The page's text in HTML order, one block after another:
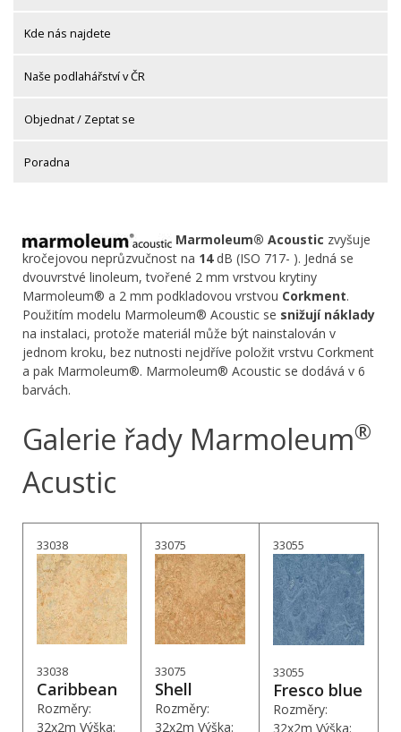
Kde nás najdete
Naše podlahářství v ČR
Objednat / Zeptat se
Poradna
Marmoleum® Acoustic zvyšuje
kročejovou neprůzvučnost na 14dB (ISO 717- ). Jedná se
dvouvrstvé linoleum, tvořené 2 mm vrstvou krytiny
Marmoleum® a 2 mm podkladovou vrstvou Corkment.
Použitím modelu Marmoleum® Acoustic se snižují náklady
na instalaci, protože materiál může být nainstalován v
jednom kroku, bez nutnosti nejdříve položit vrstvu Corkment
a pak Marmoleum®. Marmoleum® Acoustic se dodává v 6
barvách.
Galerie řady Marmoleum®
Acustic
33038
33038
Caribbean
Rozměry:
32x2m Výška:
33075
33075
Shell
Rozměry:
32x2m Výška:
33055
33055
Fresco blue
Rozměry:
32x2m Výška: